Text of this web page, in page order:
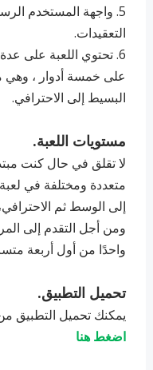
5. ‏واجهة المستخدم
التعقيدات.
6. ‏تحتوي اللعبة على
على خمسة أدوار ، وهي
البسيط إلى الاحترافي.
مستويات اللعبة.
لا تقلق في حال كنت
إلى الوسط ثم
ومن أجل التقدم إلى
واحدًا من أول أربعة
تحميل التطبيق.
يمكنك تحميل التطبيق
اضغط هنا